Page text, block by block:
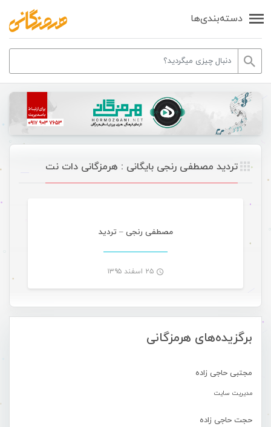
دسته‌بندی‌ها
برگزیده‌های هرمزگانی
مجتبی حاجی زاده
مدیریت سایت
حجت حاجی زاده
تردید مصطفی رنجی بایگانی : هرمزگانی دات نت
مصطفی رنجی – تردید
۲۵ اسفند ۱۳۹۵